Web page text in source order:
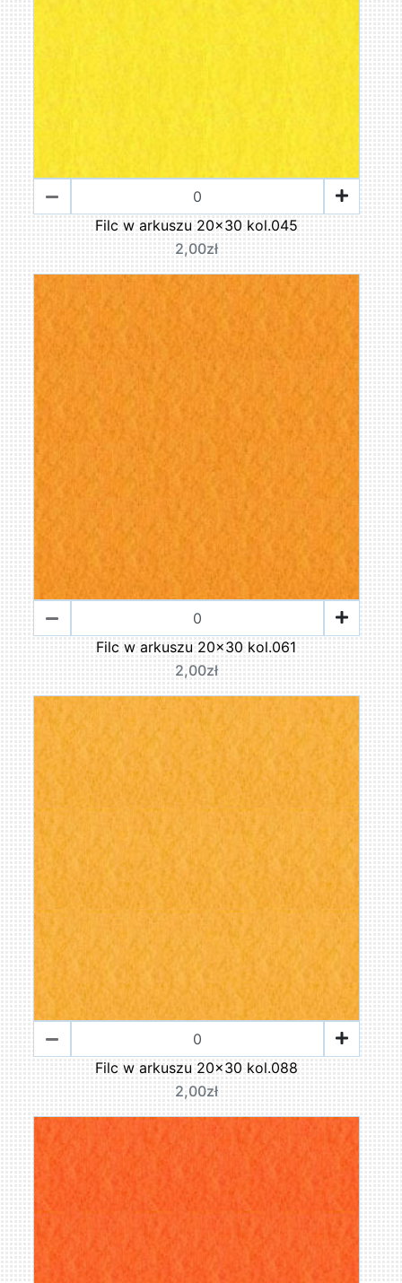
Filc w arkuszu 20x30 kol.045
2,00zł
Filc w arkuszu 20x30 kol.061
2,00zł
Filc w arkuszu 20x30 kol.088
2,00zł